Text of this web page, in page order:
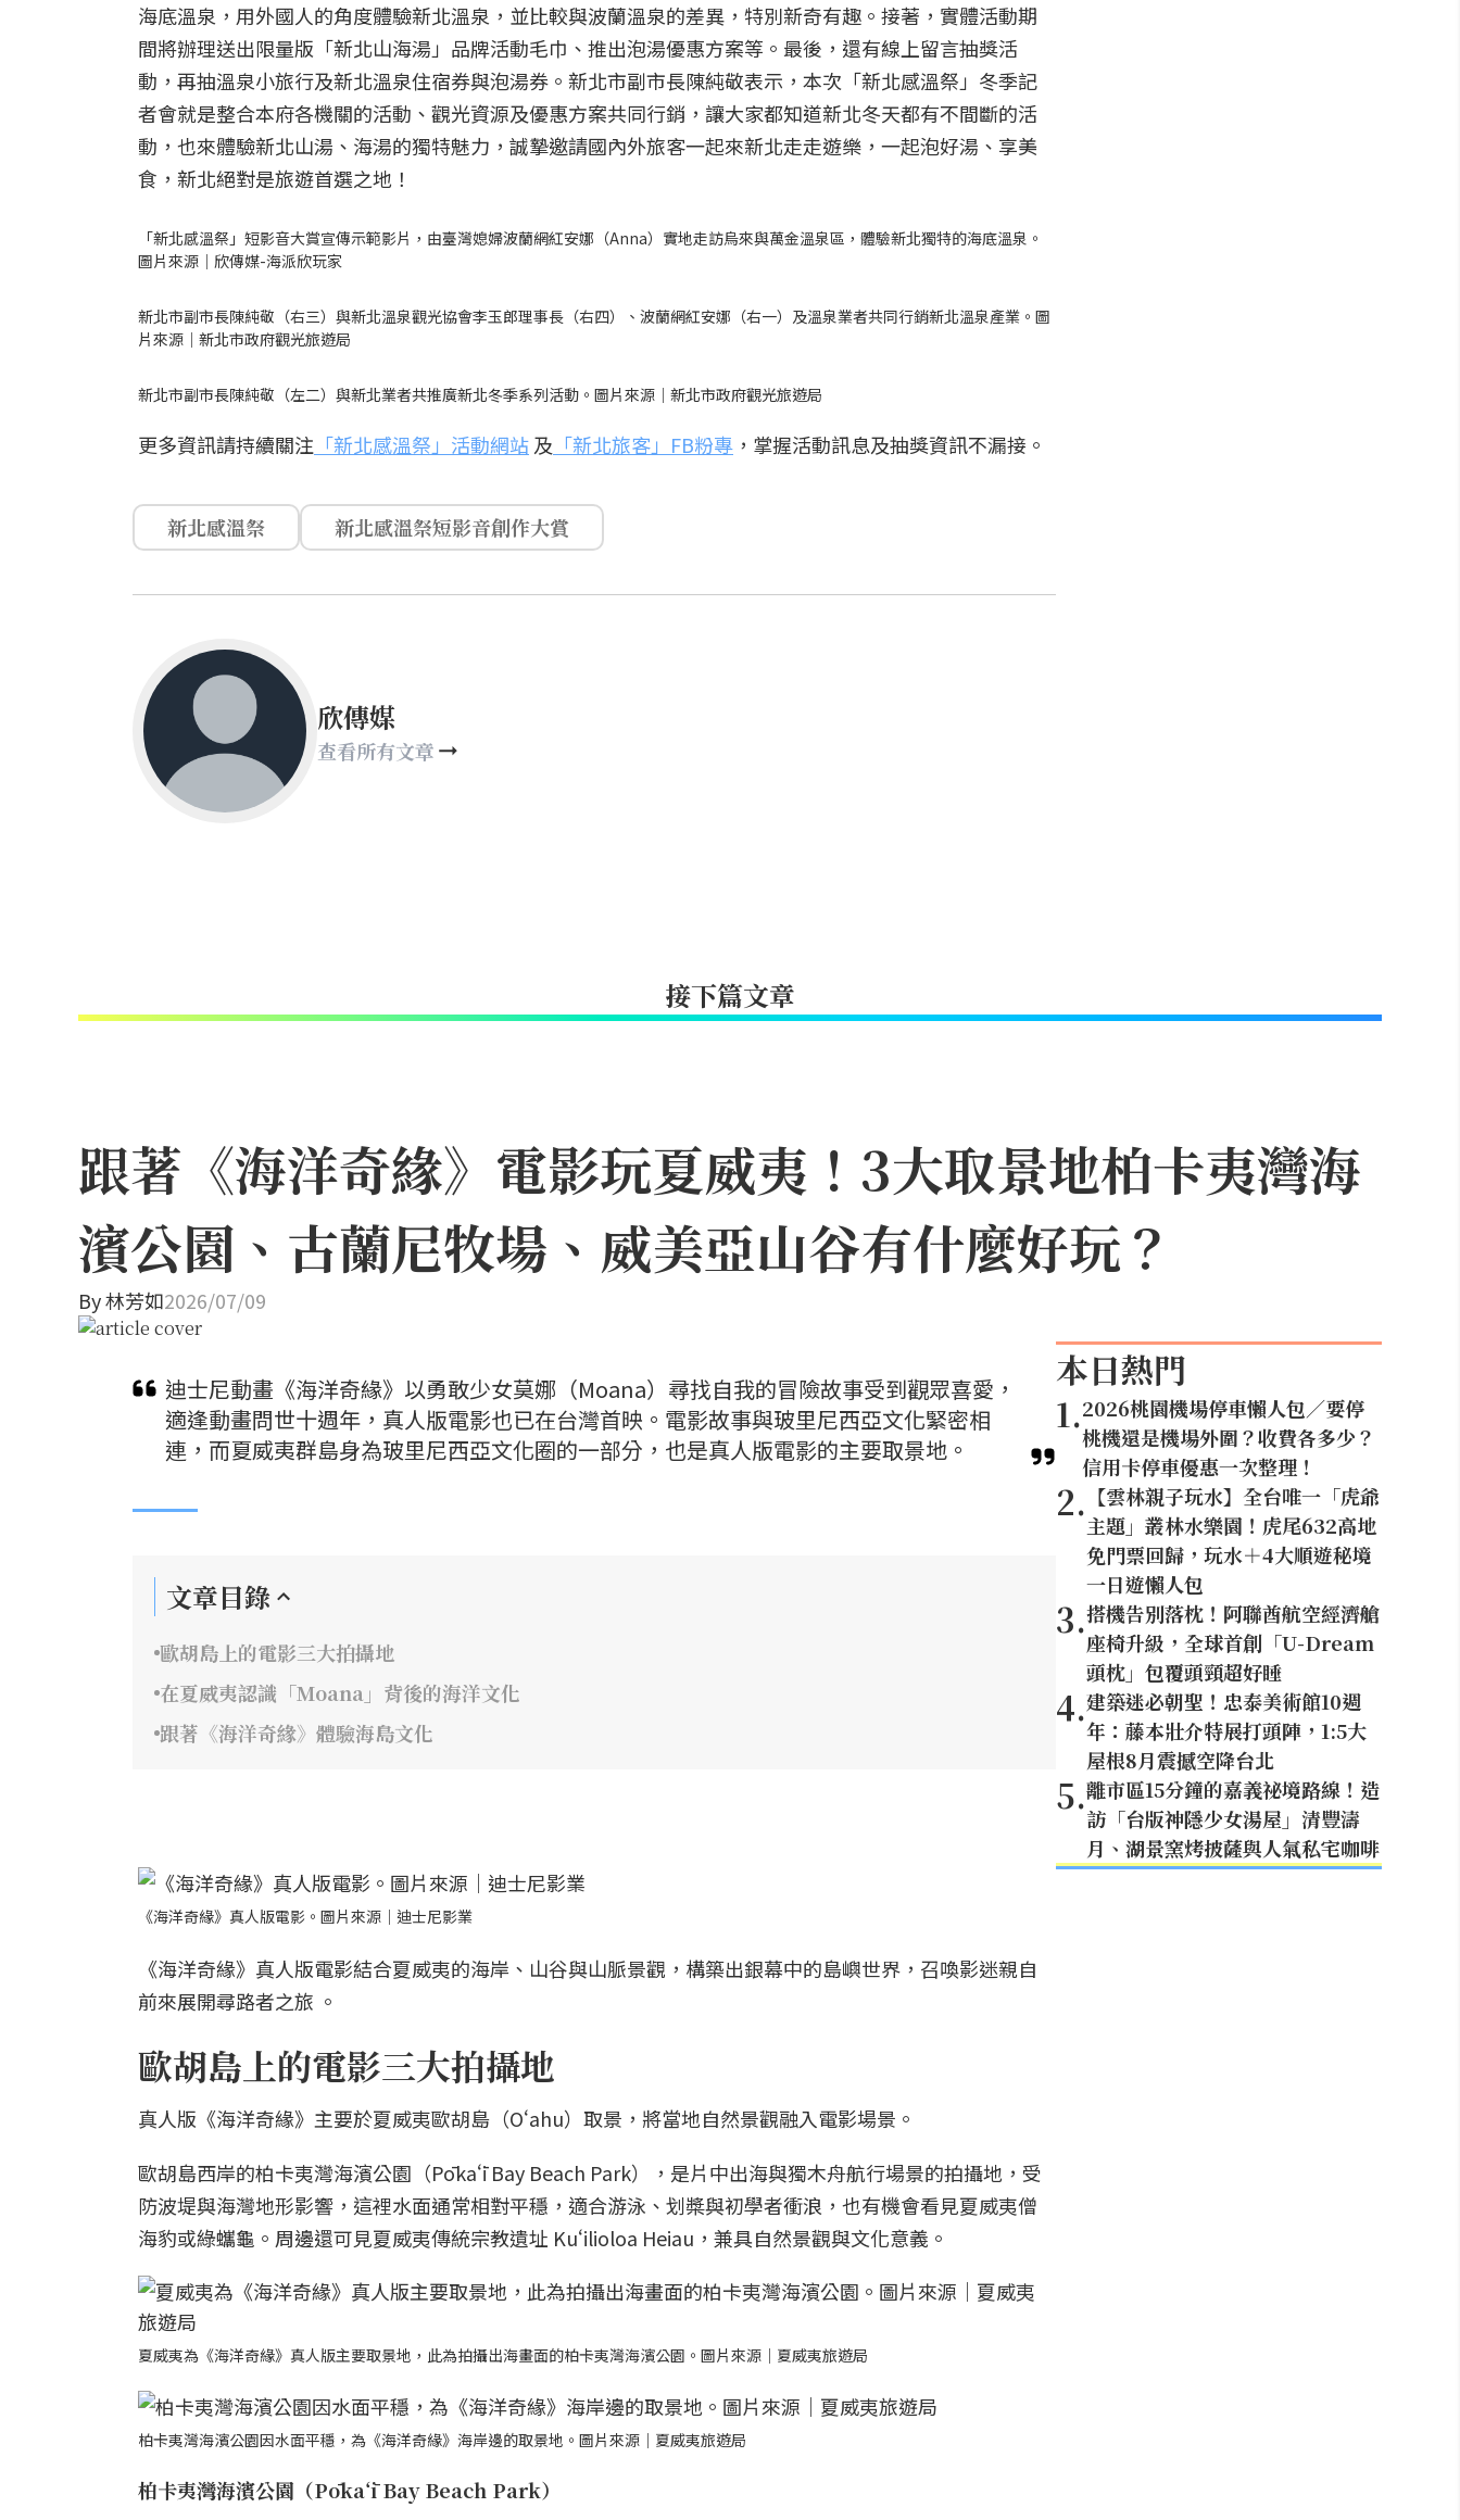
海底溫泉，用外國人的角度體驗新北溫泉，並比較與波蘭溫泉的差異，特別新奇有趣。接著，實體活動期
間將辦理送出限量版「新北山海湯」品牌活動毛巾、推出泡湯優惠方案等。最後，還有線上留言抽獎活
動，再抽溫泉小旅行及新北溫泉住宿券與泡湯券。新北市副市長陳純敬表示，本次「新北感溫祭」冬季記
者會就是整合本府各機關的活動、觀光資源及優惠方案共同行銷，讓大家都知道新北冬天都有不間斷的活
動，也來體驗新北山湯、海湯的獨特魅力，誠摯邀請國內外旅客一起來新北走走遊樂，一起泡好湯、享美
食，新北絕對是旅遊首選之地！
「新北感溫祭」短影音大賞宣傳示範影片，由臺灣媳婦波蘭網紅安娜（Anna）實地走訪烏來與萬金溫泉區，體驗新北獨特的海底溫泉。
圖片來源｜欣傳媒-海派欣玩家
新北市副市長陳純敬（右三）與新北溫泉觀光協會李玉郎理事長（右四）、波蘭網紅安娜（右一）及溫泉業者共同行銷新北溫泉產業。圖
片來源｜新北市政府觀光旅遊局
新北市副市長陳純敬（左二）與新北業者共推廣新北冬季系列活動。圖片來源｜新北市政府觀光旅遊局
更多資訊請持續關注 「新北感溫祭」活動網站及 「新北旅客」FB粉專 ，掌握活動訊息及抽獎資訊不漏接。
新北感溫祭 新北感溫祭短影音創作大賞
欣傳媒
查看所有文章
接下篇文章
跟著《海洋奇緣》電影玩夏威夷！3大取景地柏卡夷灣海
濱公園、古蘭尼牧場、威美亞山谷有什麼好玩？
By林芳如2026/07/09
迪士尼動畫《海洋奇緣》以勇敢少女莫娜（Moana）尋找自我的冒險故事受到觀眾喜愛，
適逢動畫問世十週年，真人版電影也已在台灣首映。電影故事與玻里尼西亞文化緊密相
連，而夏威夷群島身為玻里尼西亞文化圈的一部分，也是真人版電影的主要取景地。
文章目錄
歐胡島上的電影三大拍攝地
在夏威夷認識「Moana」背後的海洋文化
跟著《海洋奇緣》體驗海島文化
《海洋奇緣》真人版電影。圖片來源｜迪士尼影業
《海洋奇緣》真人版電影結合夏威夷的海岸、山谷與山脈景觀，構築出銀幕中的島嶼世界，召喚影迷親自
前來展開尋路者之旅 。
歐胡島上的電影三大拍攝地
真人版《海洋奇緣》主要於夏威夷歐胡島（Oʻahu）取景，將當地自然景觀融入電影場景。
歐胡島西岸的柏卡夷灣海濱公園（Pōkaʻī Bay Beach Park），是片中出海與獨木舟航行場景的拍攝地，受
防波堤與海灣地形影響，這裡水面通常相對平穩，適合游泳、划槳與初學者衝浪，也有機會看見夏威夷僧
海豹或綠蠵龜。周邊還可見夏威夷傳統宗教遺址 Kuʻilioloa Heiau，兼具自然景觀與文化意義。
夏威夷為《海洋奇緣》真人版主要取景地，此為拍攝出海畫面的柏卡夷灣海濱公園。圖片來源｜夏威夷旅遊局
柏卡夷灣海濱公園因水面平穩，為《海洋奇緣》海岸邊的取景地。圖片來源｜夏威夷旅遊局
柏卡夷灣海濱公園（Pōkaʻī Bay Beach Park）
本日熱門
1.2026桃園機場停車懶人包／要停
桃機還是機場外圍？收費各多少？
信用卡停車優惠一次整理！
2. 【雲林親子玩水】全台唯一「虎爺
主題」叢林水樂園！虎尾632高地
免門票回歸，玩水＋4大順遊秘境
一日遊懶人包
3.搭機告別落枕！阿聯酋航空經濟艙
座椅升級，全球首創「U-Dream
頭枕」包覆頭頸超好睡
4.建築迷必朝聖！忠泰美術館10週
年：藤本壯介特展打頭陣，1:5大
屋根8月震撼空降台北
5.離市區15分鐘的嘉義祕境路線！造
訪「台版神隱少女湯屋」清豐濤
月、湖景窯烤披薩與人氣私宅咖啡